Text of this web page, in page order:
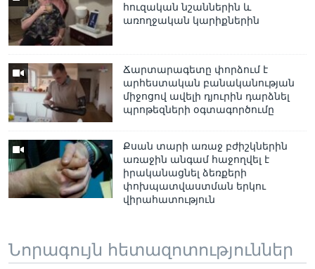
հուզական նշաններին և
առողջական կարիքներին
Ճարտարագետը փորձում է
արհեստական բանականության
միջոցով ավելի դյուրին դարձնել
պրոթեզների օգտագործումը
Քսան տարի առաջ բժիշկներին
առաջին անգամ հաջողվել է
իրականացնել ձեռքերի
փոխպատվաստման երկու
վիրահատություն
Նորագույն հետազոտություններ